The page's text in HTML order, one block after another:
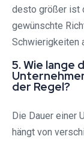
desto größer ist
gewünschte
Schwierigkeiten
5. Wie lange
der Regel?
Die Dauer einer
hängt von